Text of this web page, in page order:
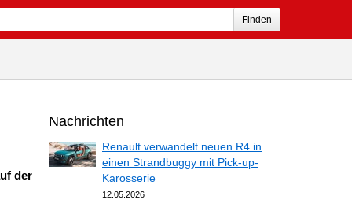
Finden
der
Nachrichten
Renault verwandelt neuen R4 in
einen Strandbuggy mit Pick-up-
Karosserie
12.05.2026